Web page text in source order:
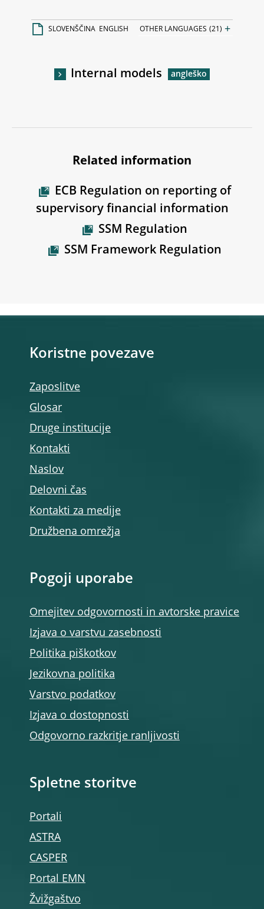
SLOVENŠČINA ENGLISH OTHER LANGUAGES (21) +
Internal models
Related information
ECB Regulation on reporting of
supervisory financial information
SSM Regulation
SSM Framework Regulation
Koristne povezave
Zaposlitve
Glosar
Druge institucije
Kontakti
Naslov
Delovni čas
Kontakti za medije
Družbena omrežja
Pogoji uporabe
Omejitev odgovornosti in avtorske pravice
Izjava o varstvu zasebnosti
Politika piškotkov
Jezikovna politika
Varstvo podatkov
Izjava o dostopnosti
Odgovorno razkritje ranljivosti
Spletne storitve
Portali
ASTRA
CASPER
Portal EMN
Žvižgaštvo